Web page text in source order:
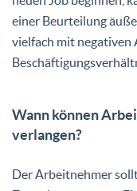
einer Beurteilung
vielfach mit negativen
Wann können
verlangen?
Der Arbeitnehmer